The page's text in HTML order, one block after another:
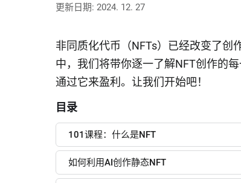
更新日期: 2024. 12. 27
非同质化代币（NFTs）已经改变了创
中，我们将带你逐一了解NFT创作的
通过它来盈利。让我们开始吧！
目录
101课程：什么是NFT
如何利用AI创作静态NFT